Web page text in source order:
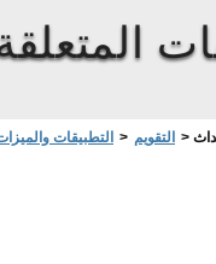
التطبيقات > التقويم >